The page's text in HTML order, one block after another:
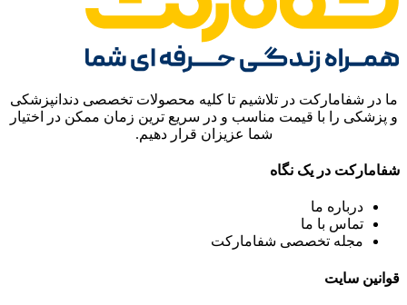
ما در شفامارکت در تلاشیم تا کلیه محصولات تخصصی دندانپزشکی
و پزشکی را با قیمت مناسب و در سریع ترین زمان ممکن در اختیار
شما عزیزان قرار دهیم.
شفامارکت در یک نگاه
درباره ما
تماس با ما
مجله تخصصی شفامارکت
قوانین سایت